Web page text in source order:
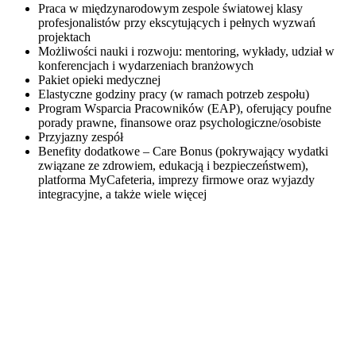
Praca w międzynarodowym zespole światowej klasy
profesjonalistów przy ekscytujących i pełnych wyzwań
projektach
Możliwości nauki i rozwoju: mentoring, wykłady, udział w
konferencjach i wydarzeniach branżowych
Pakiet opieki medycznej
Elastyczne godziny pracy (w ramach potrzeb zespołu)
Program Wsparcia Pracowników (EAP), oferujący poufne
porady prawne, finansowe oraz psychologiczne/osobiste
Przyjazny zespół
Benefity dodatkowe – Care Bonus (pokrywający wydatki
związane ze zdrowiem, edukacją i bezpieczeństwem),
platforma MyCafeteria, imprezy firmowe oraz wyjazdy
integracyjne, a także wiele więcej